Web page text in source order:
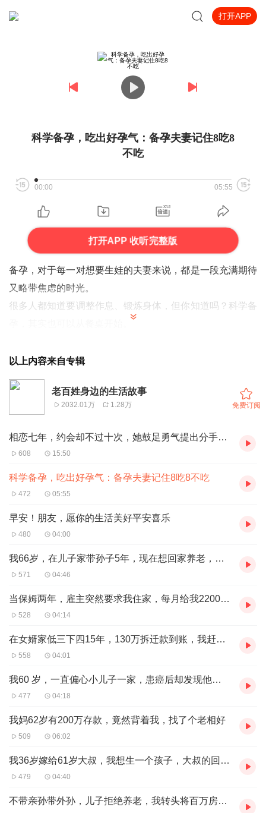
打开APP
科学备孕，吃出好孕气：备孕夫妻记住8吃8
不吃
00:00 05:55
打开APP 收听完整版
备孕，对于每一对想要生娃的夫妻来说，都是一段充满期待
又略带焦虑的时光。
很多人都知道要调整作息、锻炼身体，但你知道吗？科学备
松好孕！
8种必吃美食，助你备孕成功。
菠菜：补充叶酸，改善排卵
菠菜是叶酸的天然来源，叶酸对于女性来说至关重要。
它不仅能预防贫血，还能促进排卵，提高受孕几率。
2.
牛肉含有丰富的铁、锌等微量元素和蛋白质，有助于改善女
性体质，为胚胎着床提供良好的环境。
同时，牛肉还能增强男性的生育能力，是备孕期间的优质食
材。
它不仅能提高精子的数量和质量，还能增强精子的活力。
4.
玉米：富含维生素E，促进生育
玉米中的维生素E具有抗.氧.化作用，能保护卵巢和子宫的
健康。
海带含有丰富的铁元素和碘元素等各种矿物质，既能清理血
以上内容来自专辑
老百姓身边的生活故事
2032.01万 1.28万 免费订阅
相恋七年，约会却不过十次，她鼓足勇气提出分手时，却发现男友另有隐情
608 15:50
科学备孕，吃出好孕气：备孕夫妻记住8吃8不吃
472 05:55
早安！朋友，愿你的生活美好平安喜乐
480 04:00
我66岁，在儿子家带孙子5年，现在想回家养老，儿媳非要我给他们50万，才肯放我走
571 04:46
当保姆两年，雇主突然要求我住家，每月给我22000工资，1个月后我愤而辞职
528 04:14
在女婿家低三下四15年，130万拆迁款到账，我赶紧带老伴走
558 04:01
我60 岁，一直偏心小儿子一家，患癌后却发现他们是白眼狼
477 04:18
我妈62岁有200万存款，竟然背着我，找了个老相好
509 06:02
我36岁嫁给61岁大叔，我想生一个孩子，大叔的回应让我瞠目结舌
479 04:40
不带亲孙带外孙，儿子拒绝养老，我转头将百万房产送女婿：谁伺候我我送给谁